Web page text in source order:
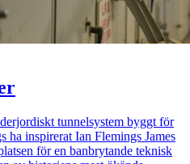
tunnelsystem byggt för
ha inspirerat Ian Flemings James
för en banbrytande teknisk